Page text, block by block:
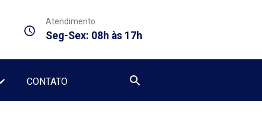
Atendimento
Seg-Sex: 08h às 17h
CONTATO